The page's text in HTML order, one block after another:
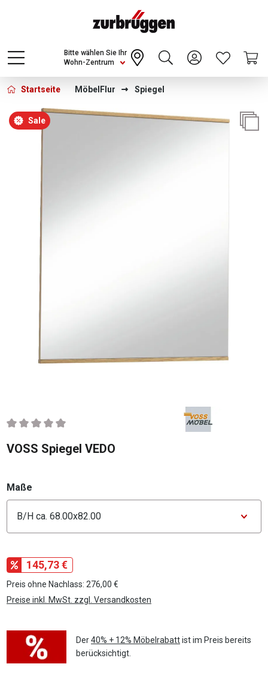
Choose a different country or region to see
content for your location and shop online
CONTINUE
Wohn-Zentrum
Bitte wählen Sie Ihr
Startseite Möbel Flur Spiegel
Bildergalerie überspringen
Sale
Durchschnittliche Bewertung von 0 von 5 Sternen
VOSS Spiegel VEDO
Maße
145,73 €
Preis ohne Nachlass: 276,00 €
Preise inkl. MwSt. zzgl. Versandkosten
Der40% + 12% Möbelrabattist im Preis bereits
berücksichtigt.